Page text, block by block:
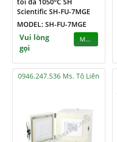
Scientific SH-FU-7MGE
MODEL: SH-FU-7MGE
Vui lòng
gọi
MUA
0946.247.536 Ms. Tô Liên